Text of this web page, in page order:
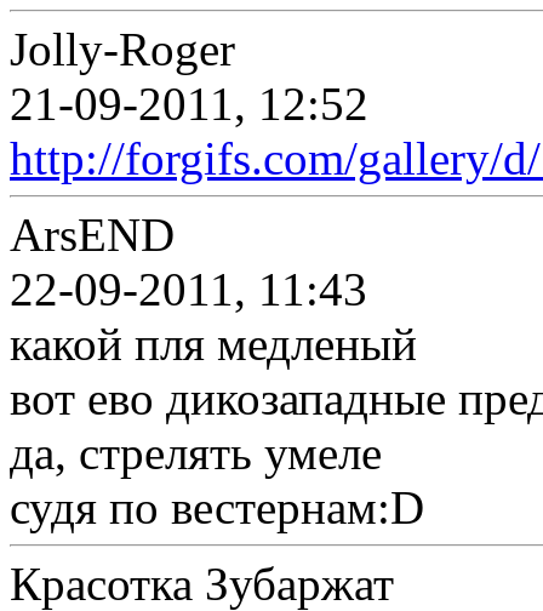
Jolly-Roger
21-09-2011, 12:52
http://forgifs.com/gallery/
ArsEND
22-09-2011, 11:43
какой пля медленый
вот ево дикозападные
да, стрелять умеле
судя по вестернам:D
Красотка Зубаржат